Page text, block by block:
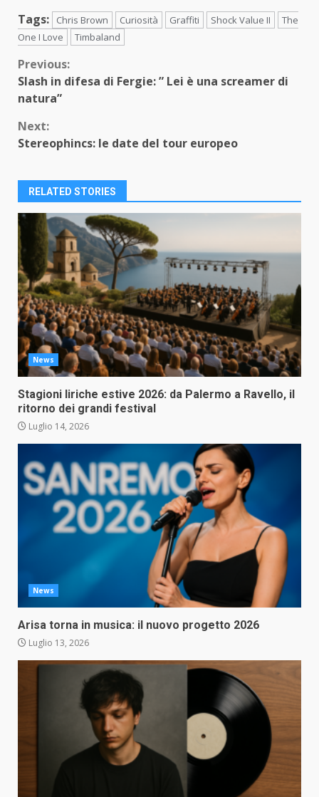
Tags:
Chris Brown Curiosità Graffiti Shock Value II
The
One I Love
Timbaland
Continue
Reading
Previous:
Slash in difesa di Fergie: ” Lei è una screamer di
natura”
Next:
Stereophincs: le date del tour europeo
RELATED STORIES
News
Stagioni liriche estive 2026: da Palermo a Ravello, il
ritorno dei grandi festival
Luglio 14, 2026
News
Arisa torna in musica: il nuovo progetto 2026
Luglio 13, 2026